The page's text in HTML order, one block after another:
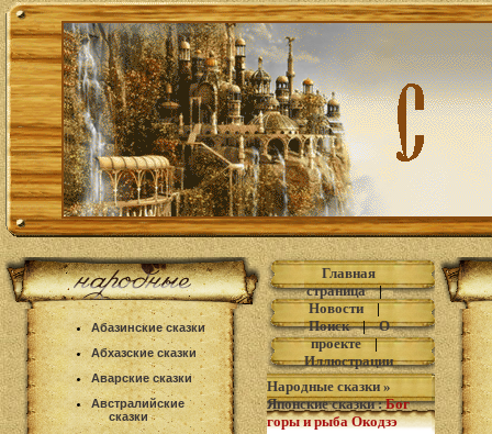
Абазинские сказки
Абхазские сказки
Аварские сказки
Австралийские
сказки
Главная
страница|
Новости|
Поиск|О
проекте|
Иллюстрации
Народные сказки »
Японские сказки: Бог
горы и рыба Окодзэ